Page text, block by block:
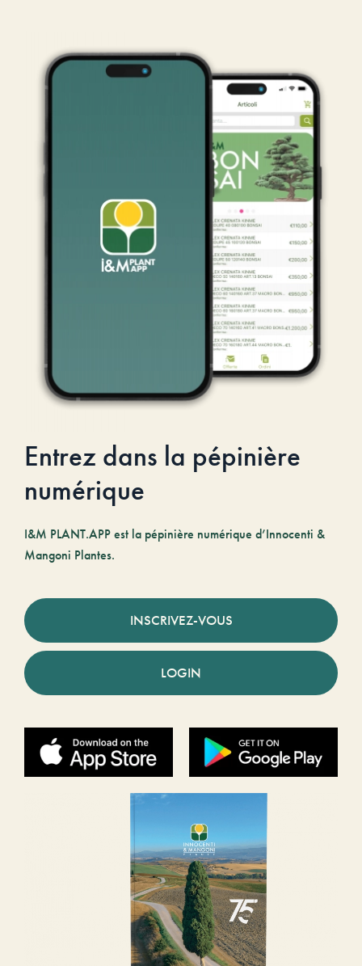
Entrez dans la pépinière
numérique
I&M PLANT.APP est la pépinière numérique d’Innocenti &
Mangoni Plantes.
INSCRIVEZ-VOUS
LOGIN